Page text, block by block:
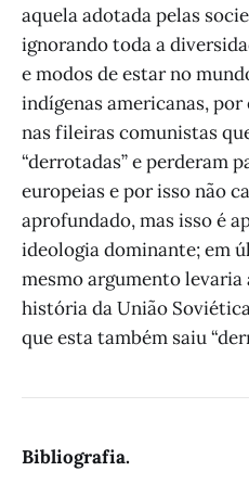
aquela adotada pelas
ignorando toda a
e modos de estar no
indígenas americanas,
nas fileiras comunistas
“derrotadas” e perderam
europeias e por isso não
aprofundado, mas isso é
ideologia dominante; em
mesmo argumento levaria
história da União
que esta também saiu
Bibliografia.